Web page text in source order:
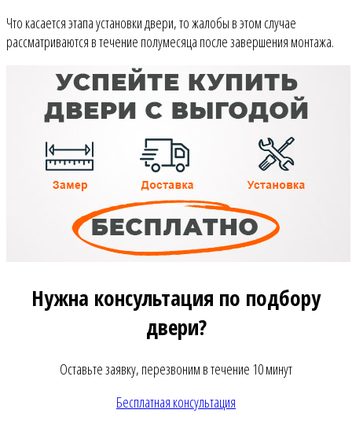
Что касается этапа установки двери, то жалобы в этом случае
рассматриваются в течение полумесяца после завершения монтажа.
Нужна консультация по подбору
двери?
Оставьте заявку, перезвоним в течение 10 минут
Бесплатная консультация